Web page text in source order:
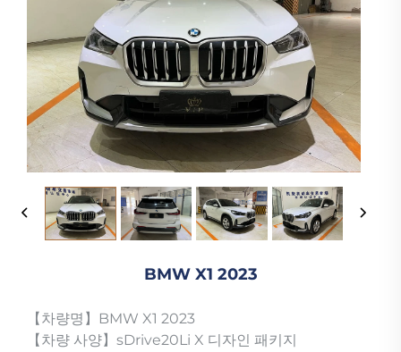
BMW X1 2023
【차량명】BMW X1 2023
【차량 사양】sDrive20Li X 디자인 패키지